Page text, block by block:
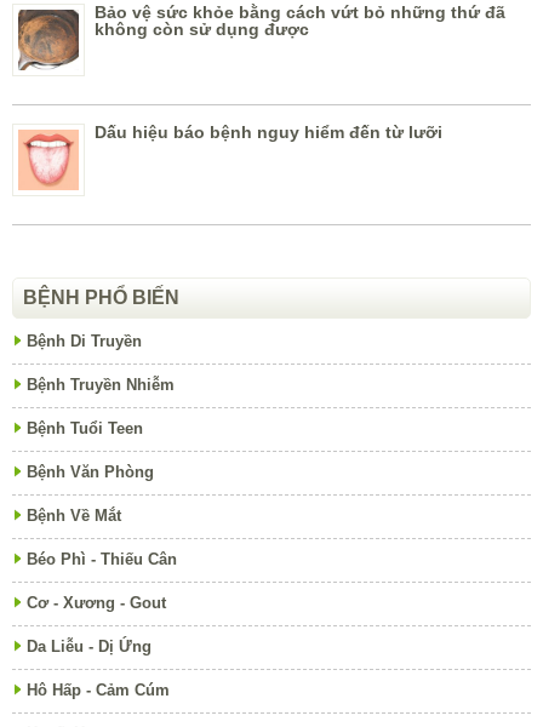
Bảo vệ sức khỏe bằng cách vứt bỏ những thứ đã
không còn sử dụng được
Dấu hiệu báo bệnh nguy hiểm đến từ lưỡi
BỆNH PHỔ BIẾN
Bệnh Di Truyền
Bệnh Truyền Nhiễm
Bệnh Tuổi Teen
Bệnh Văn Phòng
Bệnh Về Mắt
Béo Phì - Thiếu Cân
Cơ - Xương - Gout
Da Liễu - Dị Ứng
Hô Hấp - Cảm Cúm